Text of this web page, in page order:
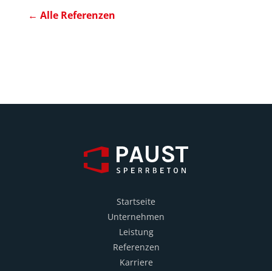
← Alle Referenzen
Startseite
Unternehmen
Leistung
Referenzen
Karriere